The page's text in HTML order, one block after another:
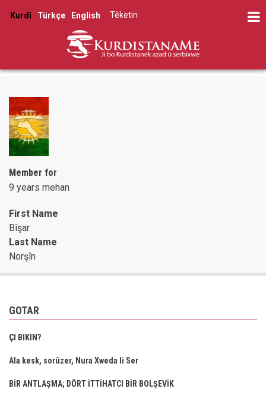
Kurdî Türkçe English
account
menu
Têketin
Member for
9 years mehan
First Name
Bîşar
Last Name
Norşîn
GOTAR
ÇI BIKIN?
Ala kesk, sorûzer, Nura Xweda li Ser
BİR ANTLAŞMA; DÖRT İTTİHATCI BİR BOLŞEVİK